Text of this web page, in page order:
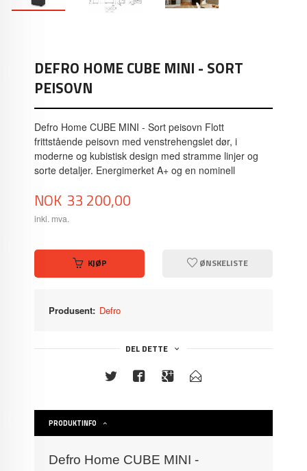
DEFRO HOME CUBE MINI - SORT
PEISOVN
Defro Home CUBE MINI - Sort peisovn Flott
frittstående peisovn med venstrehengslet dør, i
moderne og kubistisk design med stramme linjer og
sorte detaljer. Energimerket A+ og en nominell
Pris
NOK 33 200,00
inkl. mva.
KJØP ØNSKELISTE
Produsent: Defro
DEL DETTE
PRODUKTINFO
Defro Home CUBE MINI -